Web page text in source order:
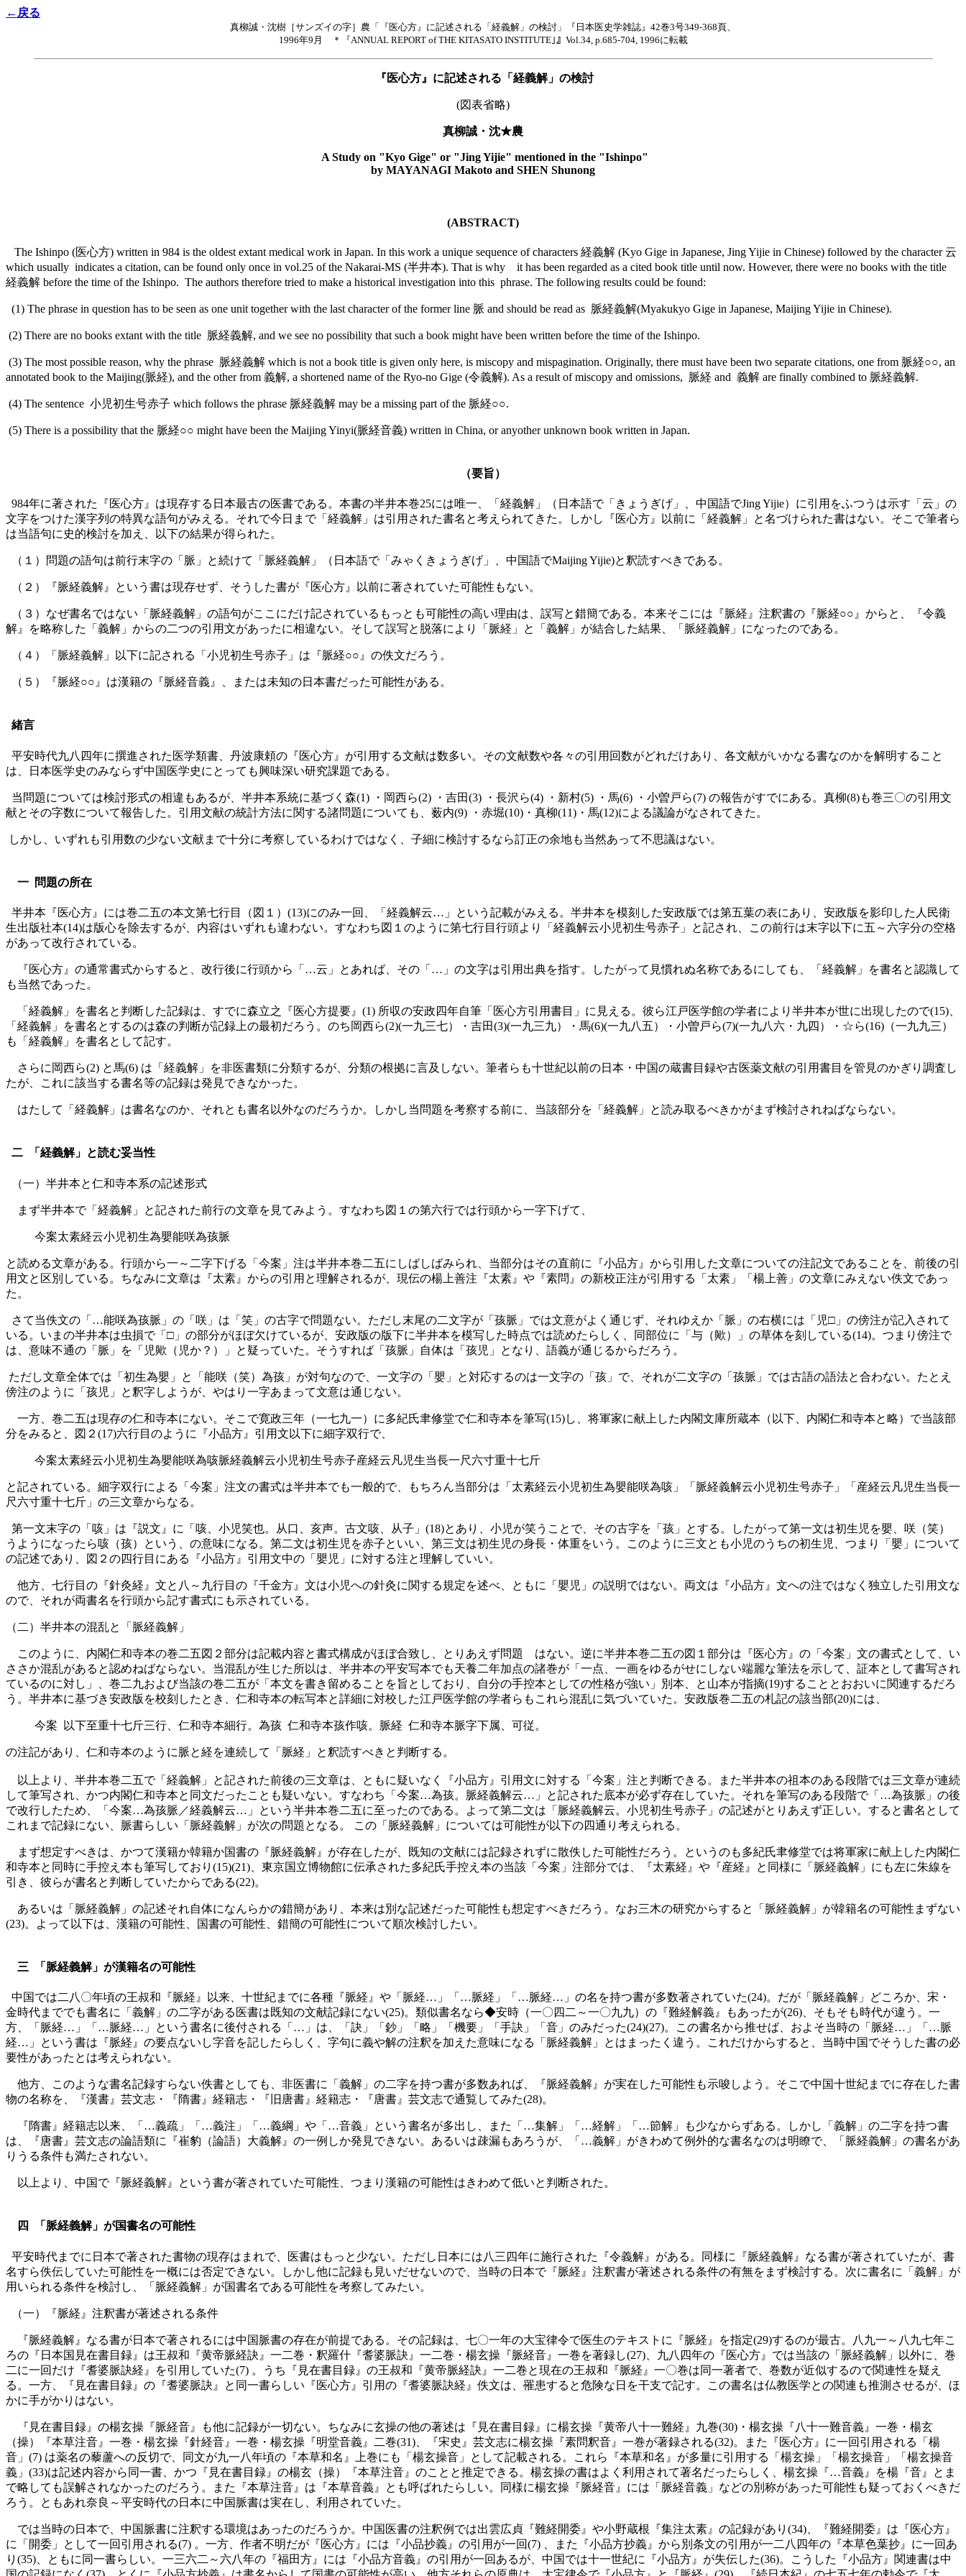
←戻る
真柳誠・沈樹［サンズイの字］農「『医心方』に記述される「経義解」の検討」『日本医史学雑誌』42巻3号349-368頁、
1996年9月 ＊『ANNUAL REPORT of THE KITASATO INSTITUTE｣』Vol.34, p.685-704, 1996に転載
『医心方』に記述される「経義解」の検討
(図表省略)
真柳誠・沈★農
A Study on "Kyo Gige" or "Jing Yijie" mentioned in the "Ishinpo"
by MAYANAGI Makoto and SHEN Shunong
(ABSTRACT)
The Ishinpo (医心方) written in 984 is the oldest extant medical work in Japan. In this work a unique sequence of characters 経義解 (Kyo Gige in Japanese, Jing Yijie in Chinese) followed by the character 云
which usually indicates a citation, can be found only once in vol.25 of the Nakarai-MS (半井本). That is why it has been regarded as a cited book title until now. However, there were no books with the title
経義解 before the time of the Ishinpo. The authors therefore tried to make a historical investigation into this phrase. The following results could be found:
(1) The phrase in question has to be seen as one unit together with the last character of the former line 脈 and should be read as 脈経義解(Myakukyo Gige in Japanese, Maijing Yijie in Chinese).
(2) There are no books extant with the title 脈経義解, and we see no possibility that such a book might have been written before the time of the Ishinpo.
(3) The most possible reason, why the phrase 脈経義解 which is not a book title is given only here, is miscopy and mispagination. Originally, there must have been two separate citations, one from 脈経○○, an
annotated book to the Maijing(脈経), and the other from 義解, a shortened name of the Ryo-no Gige (令義解). As a result of miscopy and omissions, 脈経 and 義解 are finally combined to 脈経義解.
(4) The sentence 小児初生号赤子 which follows the phrase 脈経義解 may be a missing part of the 脈経○○.
(5) There is a possibility that the 脈経○○ might have been the Maijing Yinyi(脈経音義) written in China, or anyother unknown book written in Japan.
（要旨）
984年に著された『医心方』は現存する日本最古の医書である。本書の半井本巻25には唯一、「経義解」（日本語で「きょうぎげ」、中国語でJing Yijie）に引用をふつうは示す「云」の
文字をつけた漢字列の特異な語句がみえる。それで今日まで「経義解」は引用された書名と考えられてきた。しかし『医心方』以前に「経義解」と名づけられた書はない。そこで筆者ら
は当語句に史的検討を加え、以下の結果が得られた。
（１）問題の語句は前行末字の「脈」と続けて「脈経義解」（日本語で「みゃくきょうぎげ」、中国語でMaijing Yijie)と釈読すべきである。
（２）『脈経義解』という書は現存せず、そうした書が『医心方』以前に著されていた可能性もない。
（３）なぜ書名ではない「脈経義解」の語句がここにだけ記されているもっとも可能性の高い理由は、誤写と錯簡である。本来そこには『脈経』注釈書の『脈経○○』からと、『令義
解』を略称した「義解」からの二つの引用文があったに相違ない。そして誤写と脱落により「脈経」と「義解」が結合した結果、「脈経義解」になったのである。
（４）「脈経義解」以下に記される「小児初生号赤子」は『脈経○○』の佚文だろう。
（５）『脈経○○』は漢籍の『脈経音義』、または未知の日本書だった可能性がある。
緒言
平安時代九八四年に撰進された医学類書、丹波康頼の『医心方』が引用する文献は数多い。その文献数や各々の引用回数がどれだけあり、各文献がいかなる書なのかを解明すること
は、日本医学史のみならず中国医学史にとっても興味深い研究課題である。
当問題については検討形式の相違もあるが、半井本系統に基づく森(1) ・岡西ら(2) ・吉田(3) ・長沢ら(4) ・新村(5) ・馬(6) ・小曽戸ら(7) の報告がすでにある。真柳(8)も巻三〇の引用文
献とその字数について報告した。引用文献の統計方法に関する諸問題についても、薮内(9) ・赤堀(10)・真柳(11)・馬(12)による議論がなされてきた。
しかし、いずれも引用数の少ない文献まで十分に考察しているわけではなく、子細に検討するなら訂正の余地も当然あって不思議はない。
一 問題の所在
半井本『医心方』には巻二五の本文第七行目（図１）(13)にのみ一回、「経義解云…」という記載がみえる。半井本を模刻した安政版では第五葉の表にあり、安政版を影印した人民衛
生出版社本(14)は版心を除去するが、内容はいずれも違わない。すなわち図１のように第七行目行頭より「経義解云小児初生号赤子」と記され、この前行は末字以下に五～六字分の空格
があって改行されている。
『医心方』の通常書式からすると、改行後に行頭から「…云」とあれば、その「…」の文字は引用出典を指す。したがって見慣れぬ名称であるにしても、「経義解」を書名と認識して
も当然であった。
「経義解」を書名と判断した記録は、すでに森立之『医心方提要』(1) 所収の安政四年自筆「医心方引用書目」に見える。彼ら江戸医学館の学者により半井本が世に出現したので(15)、
「経義解」を書名とするのは森の判断が記録上の最初だろう。のち岡西ら(2)(一九三七）・吉田(3)(一九三九）・馬(6)(一九八五）・小曽戸ら(7)(一九八六・九四）・☆ら(16)（一九九三）
も「経義解」を書名として記す。
さらに岡西ら(2) と馬(6) は「経義解」を非医書類に分類するが、分類の根拠に言及しない。筆者らも十世紀以前の日本・中国の蔵書目録や古医薬文献の引用書目を管見のかぎり調査し
たが、これに該当する書名等の記録は発見できなかった。
はたして「経義解」は書名なのか、それとも書名以外なのだろうか。しかし当問題を考察する前に、当該部分を「経義解」と読み取るべきかがまず検討されねばならない。
二 「経義解」と読む妥当性
（一）半井本と仁和寺本系の記述形式
まず半井本で「経義解」と記された前行の文章を見てみよう。すなわち図１の第六行では行頭から一字下げて、
今案太素経云小児初生為嬰能咲為孩脈
と読める文章がある。行頭から一～二字下げる「今案」注は半井本巻二五にしばしばみられ、当部分はその直前に『小品方』から引用した文章についての注記文であることを、前後の引
用文と区別している。ちなみに文章は『太素』からの引用と理解されるが、現伝の楊上善注『太素』や『素問』の新校正注が引用する「太素」「楊上善」の文章にみえない佚文であっ
た。
さて当佚文の「…能咲為孩脈」の「咲」は「笑」の古字で問題ない。ただし末尾の二文字が「孩脈」では文意がよく通じず、それゆえか「脈」の右横には「児□」の傍注が記入されて
いる。いまの半井本は虫損で「□」の部分がほぼ欠けているが、安政版の版下に半井本を模写した時点では読めたらしく、同部位に「与（歟）」の草体を刻している(14)。つまり傍注で
は、意味不通の「脈」を「児歟（児か？）」と疑っていた。そうすれば「孩脈」自体は「孩児」となり、語義が通じるからだろう。
ただし文章全体では「初生為嬰」と「能咲（笑）為孩」が対句なので、一文字の「嬰」と対応するのは一文字の「孩」で、それが二文字の「孩脈」では古語の語法と合わない。たとえ
傍注のように「孩児」と釈字しようが、やはり一字あまって文意は通じない。
一方、巻二五は現存の仁和寺本にない。そこで寛政三年（一七九一）に多紀氏聿修堂で仁和寺本を筆写(15)し、将軍家に献上した内閣文庫所蔵本（以下、内閣仁和寺本と略）で当該部
分をみると、図２(17)六行目のように『小品方』引用文以下に細字双行で、
今案太素経云小児初生為嬰能咲為咳脈経義解云小児初生号赤子産経云凡児生当長一尺六寸重十七斤
と記されている。細字双行による「今案」注文の書式は半井本でも一般的で、もちろん当部分は「太素経云小児初生為嬰能咲為咳」「脈経義解云小児初生号赤子」「産経云凡児生当長一
尺六寸重十七斤」の三文章からなる。
第一文末字の「咳」は『説文』に「咳、小児笑也。从口、亥声。古文咳、从子」(18)とあり、小児が笑うことで、その古字を「孩」とする。したがって第一文は初生児を嬰、咲（笑）
うようになったら咳（孩）という、の意味になる。第二文は初生児を赤子といい、第三文は初生児の身長・体重をいう。このように三文とも小児のうちの初生児、つまり「嬰」について
の記述であり、図２の四行目にある『小品方』引用文中の「嬰児」に対する注と理解していい。
他方、七行目の『針灸経』文と八～九行目の『千金方』文は小児への針灸に関する規定を述べ、ともに「嬰児」の説明ではない。両文は『小品方』文への注ではなく独立した引用文な
ので、それが両書名を行頭から記す書式にも示されている。
（二）半井本の混乱と「脈経義解」
このように、内閣仁和寺本の巻二五図２部分は記載内容と書式構成がほぼ合致し、とりあえず問題 はない。逆に半井本巻二五の図１部分は『医心方』の「今案」文の書式として、い
ささか混乱があると認めねばならない。当混乱が生じた所以は、半井本の平安写本でも天養二年加点の諸巻が「一点、一画をゆるがせにしない端麗な筆法を示して、証本として書写され
ているのに対し」、巻二九および当該の巻二五が「本文を書き留めることを旨としており、自分の手控本としての性格が強い」別本、と山本が指摘(19)することとおおいに関連するだろ
う。半井本に基づき安政版を校刻したとき、仁和寺本の転写本と詳細に対校した江戸医学館の学者らもこれら混乱に気づいていた。安政版巻二五の札記の該当部(20)には、
今案 以下至重十七斤三行、仁和寺本細行。為孩 仁和寺本孩作咳。脈経 仁和寺本脈字下属、可従。
の注記があり、仁和寺本のように脈と経を連続して「脈経」と釈読すべきと判断する。
以上より、半井本巻二五で「経義解」と記された前後の三文章は、ともに疑いなく『小品方』引用文に対する「今案」注と判断できる。また半井本の祖本のある段階では三文章が連続
して筆写され、かつ内閣仁和寺本と同文だったことも疑いない。すなわち「今案…為孩。脈経義解云…」と記された底本が必ず存在していた。それを筆写のある段階で「…為孩脈」の後
で改行したため、「今案…為孩脈／経義解云…」という半井本巻二五に至ったのである。よって第二文は「脈経義解云。小児初生号赤子」の記述がとりあえず正しい。すると書名として
これまで記録にない、脈書らしい「脈経義解」が次の問題となる。 この「脈経義解」については可能性が以下の四通り考えられる。
まず想定すべきは、かつて漢籍か韓籍か国書の『脈経義解』が存在したが、既知の文献には記録されずに散佚した可能性だろう。というのも多紀氏聿修堂では将軍家に献上した内閣仁
和寺本と同時に手控え本も筆写しており(15)(21)、東京国立博物館に伝承された多紀氏手控え本の当該「今案」注部分では、『太素経』や『産経』と同様に「脈経義解」にも左に朱線を
引き、彼らが書名と判断していたからである(22)。
あるいは「脈経義解」の記述それ自体になんらかの錯簡があり、本来は別な記述だった可能性も想定すべきだろう。なお三木の研究からすると「脈経義解」が韓籍名の可能性まずない
(23)。よって以下は、漢籍の可能性、国書の可能性、錯簡の可能性について順次検討したい。
三 「脈経義解」が漢籍名の可能性
中国では二八〇年頃の王叔和『脈経』以来、十世紀までに各種『脈経』や「脈経…」「…脈経」「…脈経…」の名を持つ書が多数著されていた(24)。だが「脈経義解」どころか、宋・
金時代まででも書名に「義解」の二字がある医書は既知の文献記録にない(25)。類似書名なら◆安時（一〇四二～一〇九九）の『難経解義』もあったが(26)、そもそも時代が違う。一
方、「脈経…」「…脈経…」という書名に後付される「…」は、「訣」「鈔」「略」「機要」「手訣」「音」のみだった(24)(27)。この書名から推せば、およそ当時の「脈経…」「…脈
経…」という書は『脈経』の要点ないし字音を記したらしく、字句に義や解の注釈を加えた意味になる「脈経義解」とはまったく違う。これだけからすると、当時中国でそうした書の必
要性があったとは考えられない。
他方、このような書名記録すらない佚書としても、非医書に「義解」の二字を持つ書が多数あれば、『脈経義解』が実在した可能性も示唆しよう。そこで中国十世紀までに存在した書
物の名称を、『漢書』芸文志・『隋書』経籍志・『旧唐書』経籍志・『唐書』芸文志で通覧してみた(28)。
『隋書』経籍志以来、「…義疏」「…義注」「…義綱」や「…音義」という書名が多出し、また「…集解」「…経解」「…節解」も少なからずある。しかし「義解」の二字を持つ書
は、『唐書』芸文志の論語類に『崔豹（論語）大義解』の一例しか発見できない。あるいは疎漏もあろうが、「…義解」がきわめて例外的な書名なのは明瞭で、「脈経義解」の書名があ
りうる条件も満たされない。
以上より、中国で『脈経義解』という書が著されていた可能性、つまり漢籍の可能性はきわめて低いと判断された。
四 「脈経義解」が国書名の可能性
平安時代までに日本で著された書物の現存はまれで、医書はもっと少ない。ただし日本には八三四年に施行された『令義解』がある。同様に『脈経義解』なる書が著されていたが、書
名すら佚伝していた可能性を一概には否定できない。しかし他に記録も見いだせないので、当時の日本で『脈経』注釈書が著述される条件の有無をまず検討する。次に書名に「義解」が
用いられる条件を検討し、「脈経義解」が国書名である可能性を考察してみたい。
（一）『脈経』注釈書が著述される条件
『脈経義解』なる書が日本で著されるには中国脈書の存在が前提である。その記録は、七〇一年の大宝律令で医生のテキストに『脈経』を指定(29)するのが最古。八九一～八九七年こ
ろの『日本国見在書目録』は王叔和『黄帝脈経訣』一二巻・釈羅什『耆婆脈訣』一二巻・楊玄操『脈経音』一巻を著録し(27)、九八四年の『医心方』では当該の「脈経義解」以外に、巻
二に一回だけ『耆婆脈訣経』を引用していた(7) 。うち『見在書目録』の王叔和『黄帝脈経訣』一二巻と現在の王叔和『脈経』一〇巻は同一著者で、巻数が近似するので関連性を疑え
る。一方、『見在書目録』の『耆婆脈訣』と同一書らしい『医心方』引用の『耆婆脈訣経』佚文は、罹患すると危険な日を干支で記す。この書名は仏教医学との関連も推測させるが、ほ
かに手がかりはない。
『見在書目録』の楊玄操『脈経音』も他に記録が一切ない。ちなみに玄操の他の著述は『見在書目録』に楊玄操『黄帝八十一難経』九巻(30)・楊玄操『八十一難音義』一巻・楊玄
（操）『本草注音』一巻・楊玄操『針経音』一巻・楊玄操『明堂音義』二巻(31)、『宋史』芸文志に楊玄操『素問釈音』一巻が著録される(32)。また『医心方』に一回引用される「楊
音」(7) は薬名の藜蘆への反切で、同文が九一八年頃の『本草和名』上巻にも「楊玄操音」として記載される。これら『本草和名』が多量に引用する「楊玄操」「楊玄操音」「楊玄操音
義」(33)は記述内容から同一書、かつ『見在書目録』の楊玄（操）『本草注音』のことと推定できる。楊玄操の書はよく利用されて著名だったらしく、楊玄操『…音義』を楊『音』とま
で略しても誤解されなかったのだろう。また『本草注音』は『本草音義』とも呼ばれたらしい。同様に楊玄操『脈経音』には「脈経音義」などの別称があった可能性も疑っておくべきだ
ろう。ともあれ奈良～平安時代の日本に中国脈書は実在し、利用されていた。
では当時の日本で、中国脈書に注釈する環境はあったのだろうか。中国医書の注釈例では出雲広貞『難経開委』や小野蔵根『集注太素』の記録があり(34)、『難経開委』は『医心方』
に「開委」として一回引用される(7) 。一方、作者不明だが『医心方』には『小品抄義』の引用が一回(7) 、また『小品方抄義』から別条文の引用が一二八四年の『本草色葉抄』に一回あ
り(35)、ともに同一書らしい。一三六二～六八年の『福田方』には『小品方音義』の引用が一回あるが、中国では十一世紀に『小品方』が失伝した(36)。こうした『小品方』関連書は中